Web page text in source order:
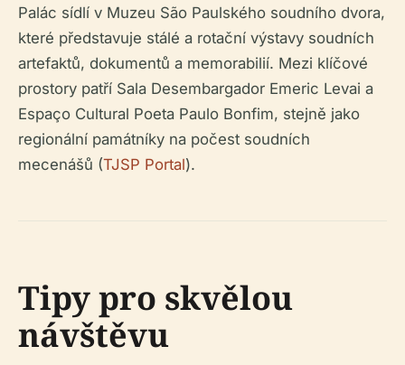
Palác sídlí v Muzeu São Paulského soudního dvora,
které představuje stálé a rotační výstavy soudních
artefaktů, dokumentů a memorabilií. Mezi klíčové
prostory patří Sala Desembargador Emeric Levai a
Espaço Cultural Poeta Paulo Bonfim, stejně jako
regionální památníky na počest soudních
mecenášů (TJSP Portal).
Tipy pro skvělou
návštěvu